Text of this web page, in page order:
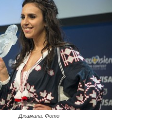
Джамала. Фото